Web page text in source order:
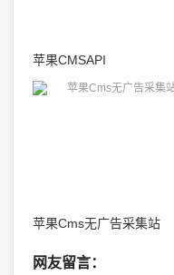
苹果CMSAPI
苹果Cms无广告采集站
网友留言：